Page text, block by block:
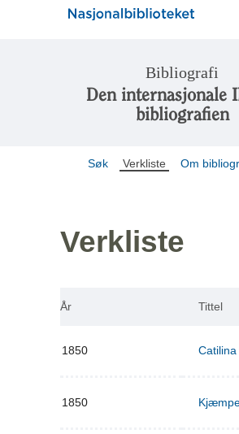
Bibliografi
Den internasjonale
bibliografien
Søk Verkliste Om
Verkliste
År Tittel
1850 Catilina
1850